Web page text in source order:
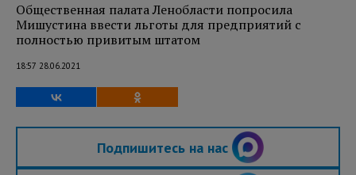
Общественная палата Ленобласти попросила
Мишустина ввести льготы для предприятий с
полностью привитым штатом
18:57 28.06.2021
Подпишитесь на нас